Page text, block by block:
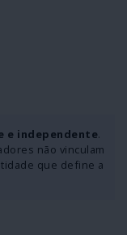
e independente.
não vinculam
que define a